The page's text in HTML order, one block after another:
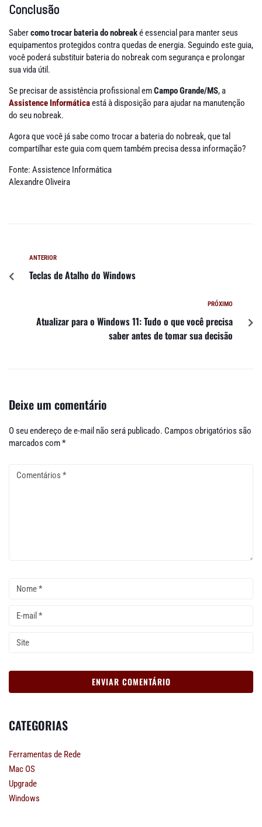
Conclusão
Sabercomo trocar bateria do nobreaké essencial para manter seus
equipamentos protegidos contra quedas de energia. Seguindo este guia,
você poderá substituir bateria do nobreak com segurança e prolongar
sua vida útil.
Se precisar de assistência profissional emCampo Grande/MS, a
Assistence Informáticaestá à disposição para ajudar na manutenção
do seu nobreak.
Agora que você já sabe como trocar a bateria do nobreak, que tal
compartilhar este guia com quem também precisa dessa informação?
Fonte: Assistence Informática
Alexandre Oliveira
ANTERIOR
Teclas de Atalho do Windows
PRÓXIMO
Atualizar para o Windows 11: Tudo o que você precisa
saber antes de tomar sua decisão
Deixe um comentário
O seu endereço de e-mail não será publicado. Campos obrigatórios são
marcados com*
CATEGORIAS
Ferramentas de Rede
Mac OS
Upgrade
Windows